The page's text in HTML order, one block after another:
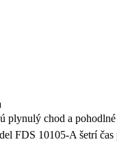
plynulý chod a
FDS 10105-A šetrí čas